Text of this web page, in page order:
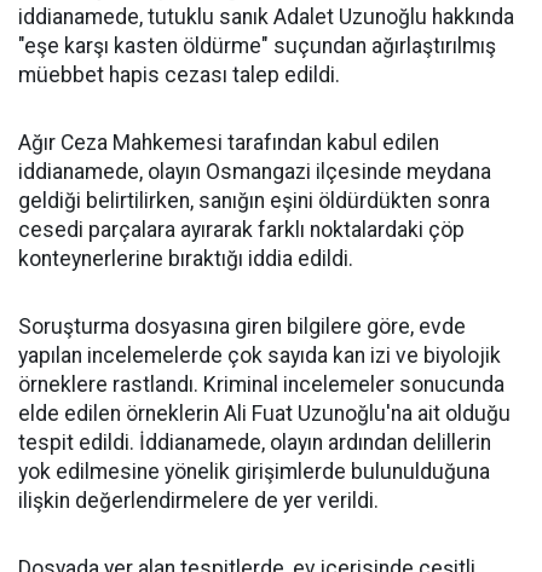
iddianamede, tutuklu sanık Adalet Uzunoğlu hakkında
"eşe karşı kasten öldürme" suçundan ağırlaştırılmış
müebbet hapis cezası talep edildi.
Ağır Ceza Mahkemesi tarafından kabul edilen
iddianamede, olayın Osmangazi ilçesinde meydana
geldiği belirtilirken, sanığın eşini öldürdükten sonra
cesedi parçalara ayırarak farklı noktalardaki çöp
konteynerlerine bıraktığı iddia edildi.
Soruşturma dosyasına giren bilgilere göre, evde
yapılan incelemelerde çok sayıda kan izi ve biyolojik
örneklere rastlandı. Kriminal incelemeler sonucunda
elde edilen örneklerin Ali Fuat Uzunoğlu'na ait olduğu
tespit edildi. İddianamede, olayın ardından delillerin
yok edilmesine yönelik girişimlerde bulunulduğuna
ilişkin değerlendirmelere de yer verildi.